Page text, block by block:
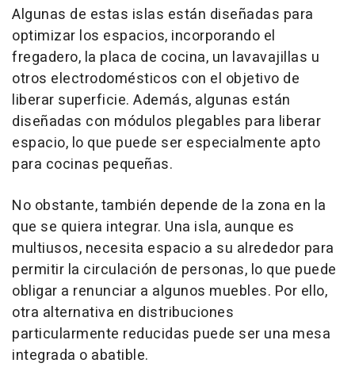
Algunas de estas islas están diseñadas para
optimizar los espacios, incorporando el
fregadero, la placa de cocina, un lavavajillas u
otros electrodomésticos con el objetivo de
liberar superficie. Además, algunas están
diseñadas con módulos plegables para liberar
espacio, lo que puede ser especialmente apto
para cocinas pequeñas.
No obstante, también depende de la zona en la
que se quiera integrar. Una isla, aunque es
multiusos, necesita espacio a su alrededor para
permitir la circulación de personas, lo que puede
obligar a renunciar a algunos muebles. Por ello,
otra alternativa en distribuciones
particularmente reducidas puede ser una mesa
integrada o abatible.